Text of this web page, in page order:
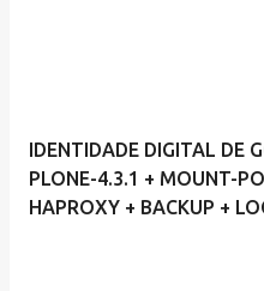
IDENTIDADE DIGITAL DE
PLONE-4.3.1 + MOUNT-
HAPROXY + BACKUP +